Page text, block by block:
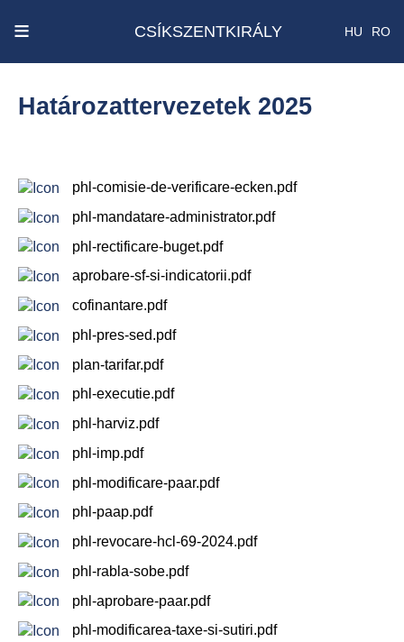
≡ CSÍKSZENTKIRÁLY HU RO
x
Közmű
SRL
harmadik
Szenátus
és
választás
2024
választás
2024
június
9-
választás
Választásokkal
kapcsolatos
tudnivalok
Határozattervezetek 2025
phl-comisie-de-verificare-ecken.pdf
phl-mandatare-administrator.pdf
phl-rectificare-buget.pdf
aprobare-sf-si-indicatorii.pdf
cofinantare.pdf
phl-pres-sed.pdf
plan-tarifar.pdf
phl-executie.pdf
phl-harviz.pdf
phl-imp.pdf
phl-modificare-paar.pdf
phl-paap.pdf
phl-revocare-hcl-69-2024.pdf
phl-rabla-sobe.pdf
phl-aprobare-paar.pdf
phl-modificarea-taxe-si-sutiri.pdf